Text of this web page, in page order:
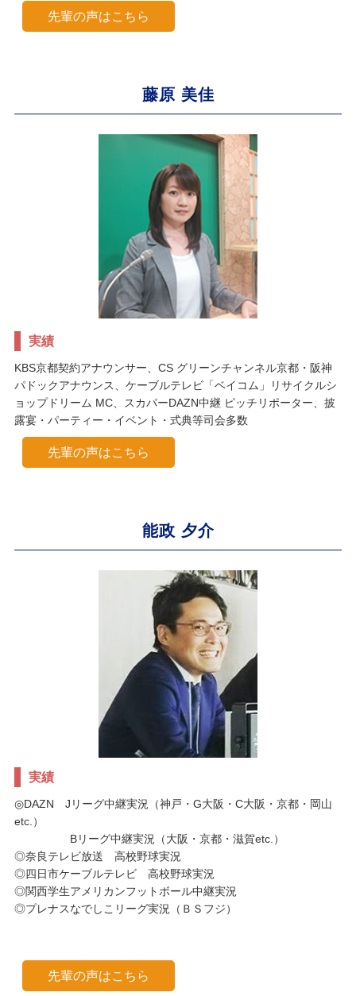
先輩の声はこちら
藤原 美佳
実績
KBS京都契約アナウンサー、CS グリーンチャンネル京都・阪神
パドックアナウンス、ケーブルテレビ「ベイコム」リサイクルシ
ョップドリーム MC、スカパーDAZN中継 ピッチリポーター、披
露宴・パーティー・イベント・式典等司会多数
先輩の声はこちら
能政 夕介
実績
◎DAZN Jリーグ中継実況（神戸・G大阪・C大阪・京都・岡山
etc.）
Bリーグ中継実況（大阪・京都・滋賀etc.）
◎奈良テレビ放送 高校野球実況
◎四日市ケーブルテレビ 高校野球実況
◎関西学生アメリカンフットボール中継実況
◎プレナスなでしこリーグ実況（ＢＳフジ）
先輩の声はこちら